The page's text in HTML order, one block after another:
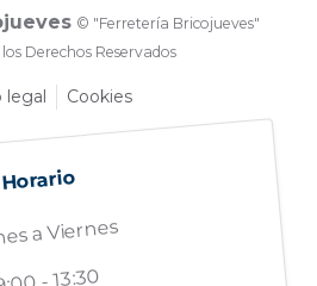
© "Ferretería Bricojueves"
Derechos Reservados
legal Cookies
Horario
a Viernes